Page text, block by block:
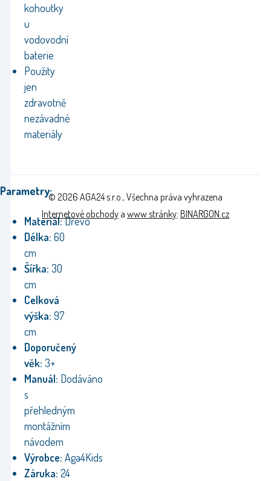
kohoutky
u
vodovodní
baterie
Použity
jen
zdravotně
nezávadné
materiály
Parametry:
Materiál:Dřevo
Délka: 60
cm
Šířka: 30
cm
Celková
výška: 97
cm
Doporučený
věk: 3+
Manuál: Dodáváno
s
přehledným
montážním
návodem
Výrobce: Aga4Kids
Záruka: 24
© 2026 AGA24 s.r.o., Všechna práva vyhrazena
Internetové obchody a www stránky: BINARGON.cz